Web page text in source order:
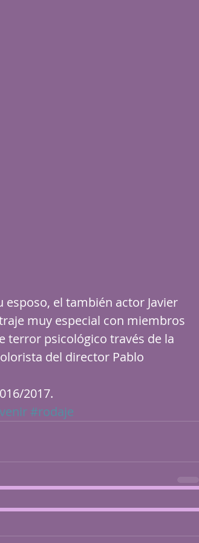
esposo, el también actor Javier
muy especial con miembros
terror psicológico través de la
del director Pablo
2017.
#rodaje